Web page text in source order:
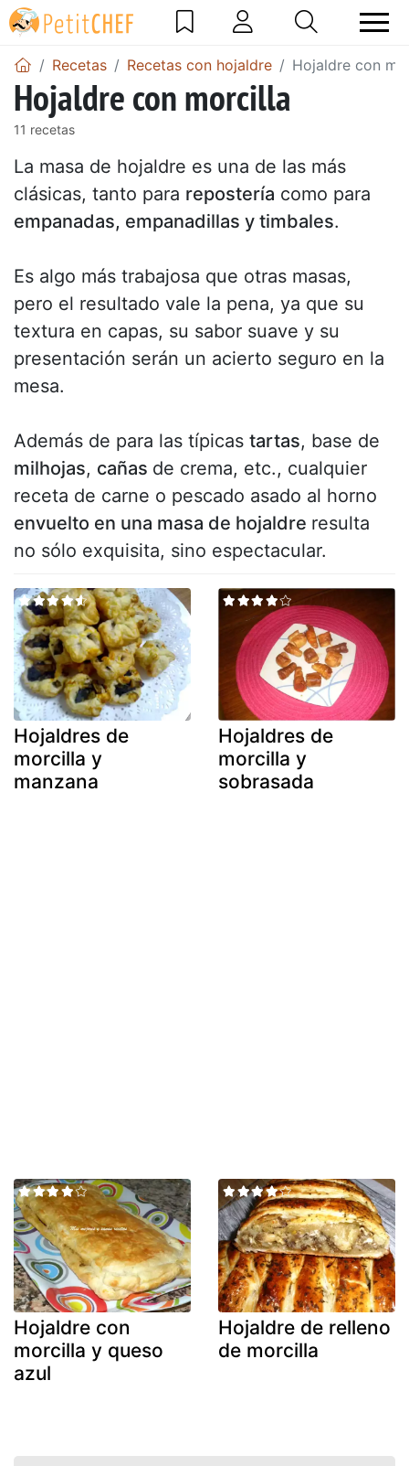
Recetas Recetas con hojaldre Hojaldre con
Hojaldre con morcilla
11 recetas
La masa de hojaldre es una de las más
clásicas, tanto para repostería como para
empanadas, empanadillas y timbales.
Es algo más trabajosa que otras masas,
pero el resultado vale la pena, ya que su
textura en capas, su sabor suave y su
presentación serán un acierto seguro en la
mesa.
Además de para las típicas tartas, base de
milhojas, cañas de crema, etc., cualquier
receta de carne o pescado asado al horno
envuelto en una masa de hojaldre resulta
no sólo exquisita, sino espectacular.
Hojaldres de
morcilla y
manzana
Hojaldres de
morcilla y
sobrasada
Hojaldre con
morcilla y queso
azul
Hojaldre de relleno
de morcilla